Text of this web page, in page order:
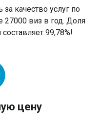
качество услуг по
виз в год. Доля
99,78%!
цену